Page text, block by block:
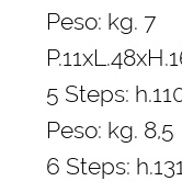
Peso: kg. 7
5 Steps:
Peso: kg. 8,5
6 Steps: